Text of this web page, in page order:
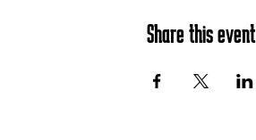
Share this event